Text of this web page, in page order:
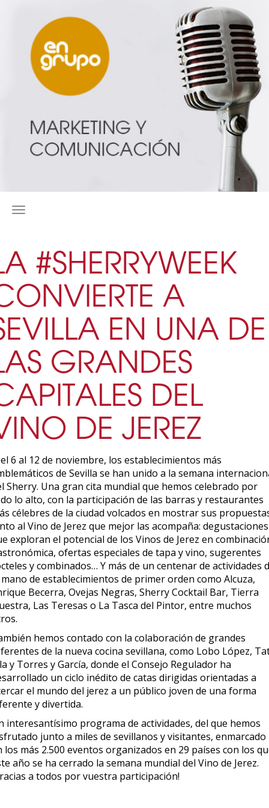
MENÚ
#SHERRYWEEK
A
EN UNA DE
GRANDES
DEL
DE JEREZ
6 al 12 de noviembre, los establecimientos más
de Sevilla se han unido a la semana
Sherry. Una gran cita mundial que hemos celebrado por
lo alto, con la participación de las barras y restaurantes
célebres de la ciudad volcados en mostrar sus
al Vino de Jerez que mejor las acompaña: degustaciones
exploran el potencial de los Vinos de Jerez en
ofertas especiales de tapa y vino, sugerentes
y combinados… Y más de un centenar de actividades
de establecimientos de primer orden como Alcuza,
Becerra, Ovejas Negras, Sherry Cocktail Bar, Tierra
Las Teresas o La Tasca del Pintor, entre muchos
hemos contado con la colaboración de grandes
de la nueva cocina sevillana, como Lobo López,
y Torres y García, donde el Consejo Regulador ha
un ciclo inédito de catas dirigidas orientadas a
el mundo del jerez a un público joven de una forma
y divertida.
interesantísimo programa de actividades, del que hemos
junto a miles de sevillanos y visitantes, enmarcado
los más 2.500 eventos organizados en 29 países con los
año se ha cerrado la semana mundial del Vino de Jerez.
a todos por vuestra participación!